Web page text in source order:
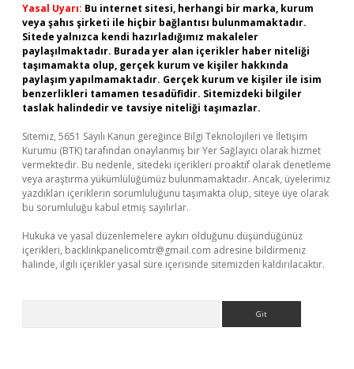
Yasal Uyarı: Bu internet sitesi, herhangi bir marka, kurum
veya şahıs şirketi ile hiçbir bağlantısı bulunmamaktadır.
Sitede yalnızca kendi hazırladığımız makaleler
paylaşılmaktadır. Burada yer alan içerikler haber niteliği
taşımamakta olup, gerçek kurum ve kişiler hakkında
paylaşım yapılmamaktadır. Gerçek kurum ve kişiler ile isim
benzerlikleri tamamen tesadüfidir. Sitemizdeki bilgiler
taslak halindedir ve tavsiye niteliği taşımazlar.
Sitemiz, 5651 Sayılı Kanun gereğince Bilgi Teknolojileri ve İletişim
Kurumu (BTK) tarafından onaylanmış bir Yer Sağlayıcı olarak hizmet
vermektedir. Bu nedenle, sitedeki içerikleri proaktif olarak denetleme
veya araştırma yükümlülüğümüz bulunmamaktadır. Ancak, üyelerimiz
yazdıkları içeriklerin sorumluluğunu taşımakta olup, siteye üye olarak
bu sorumluluğu kabul etmiş sayılırlar.
Hukuka ve yasal düzenlemelere aykırı olduğunu düşündüğünüz
içerikleri, backlinkpanelicomtr@gmail.com adresine bildirmeniz
halinde, ilgili içerikler yasal süre içerisinde sitemizden kaldırılacaktır.